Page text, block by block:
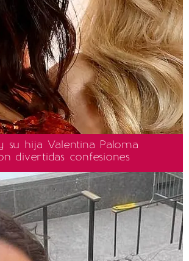
su hija Valentina Paloma
divertidas confesiones